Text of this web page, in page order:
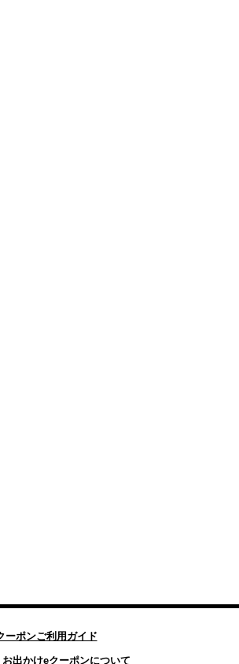
ーポンご利用ガイド
お出かけeクーポンについて